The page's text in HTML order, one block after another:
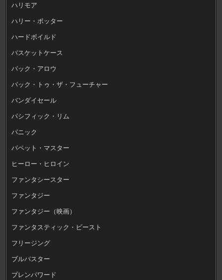
ハリモア
ハリー・ポッター
ハードボイルド
バスケットケース
バック・アロウ
バック・トゥ・ザ・フューチャー
バンダイセール
パシフィック・リム
パニック
パペット・マスター
ヒーロー・ヒロイン
ファンタシースター
ファンタジー
ファンタジー（映画）
ファンタスティック・ビースト
フリージング
ブルバスター
ブレンパワード